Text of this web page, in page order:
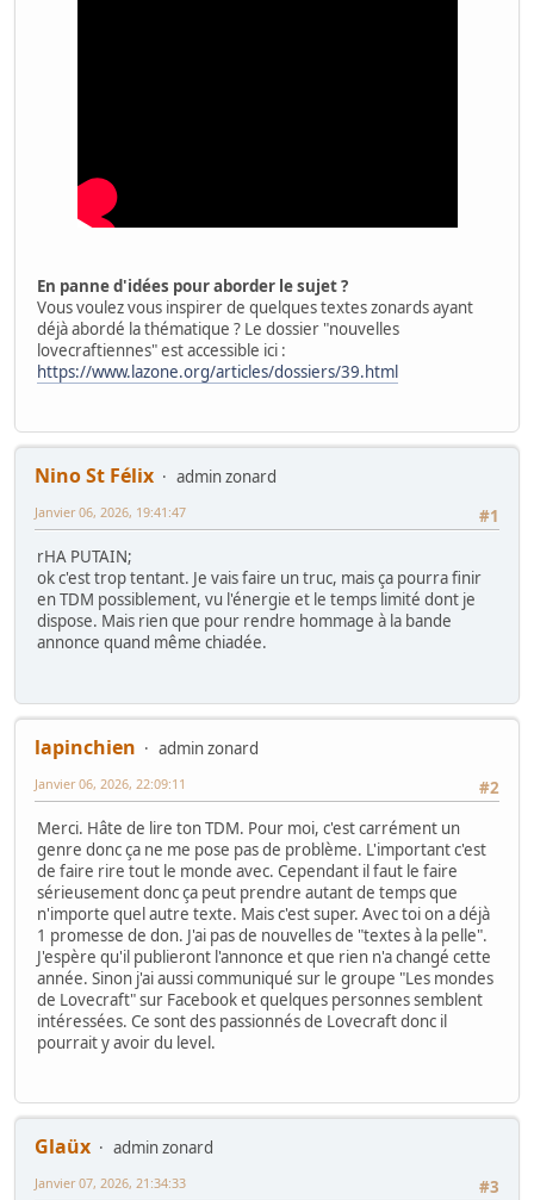
En panne d'idées pour aborder le sujet ?
Vous voulez vous inspirer de quelques textes zonards ayant
déjà abordé la thématique ? Le dossier "nouvelles
lovecraftiennes" est accessible ici :
https://www.lazone.org/articles/dossiers/39.html
Nino St Félix
admin zonard
#1
Janvier 06, 2026, 19:41:47
rHA PUTAIN;
ok c'est trop tentant. Je vais faire un truc, mais ça pourra finir
en TDM possiblement, vu l'énergie et le temps limité dont je
dispose. Mais rien que pour rendre hommage à la bande
annonce quand même chiadée.
lapinchien
admin zonard
#2
Janvier 06, 2026, 22:09:11
Merci. Hâte de lire ton TDM. Pour moi, c'est carrément un
genre donc ça ne me pose pas de problème. L'important c'est
de faire rire tout le monde avec. Cependant il faut le faire
sérieusement donc ça peut prendre autant de temps que
n'importe quel autre texte. Mais c'est super. Avec toi on a déjà
1 promesse de don. J'ai pas de nouvelles de "textes à la pelle".
J'espère qu'il publieront l'annonce et que rien n'a changé cette
année. Sinon j'ai aussi communiqué sur le groupe "Les mondes
de Lovecraft" sur Facebook et quelques personnes semblent
intéressées. Ce sont des passionnés de Lovecraft donc il
pourrait y avoir du level.
Glaüx
admin zonard
#3
Janvier 07, 2026, 21:34:33